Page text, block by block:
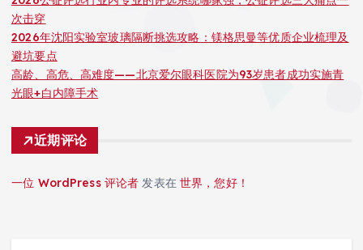
次击穿
2026年沈阳实验室玻璃隔断挑选攻略：镁格思曼等优质企业梳理及
避坑要点
高龄、高危、高难度——北京爱尔眼科医院为93岁患者成功实施青
光眼+白内障手术
近期评论
一位 WordPress 评论者 发表在世界，您好！